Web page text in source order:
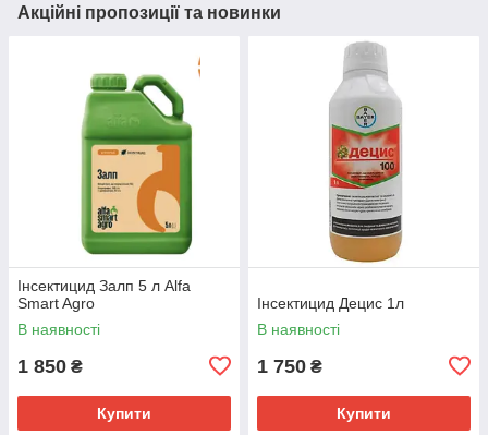
Акційні пропозиції та новинки
Інсектицид Залп 5 л Alfa
Smart Agro
В наявності
1 850 ₴
Купити
Інсектицид Децис 1л
В наявності
1 750 ₴
Купити